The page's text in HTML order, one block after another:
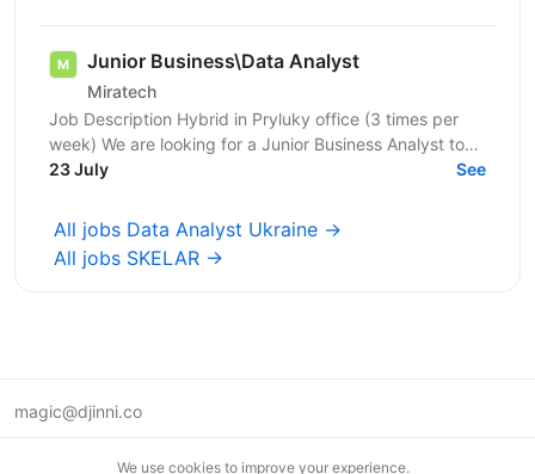
Junior Business\Data Analyst
Miratech
Job Description Hybrid in Pryluky office (3 times per
week) We are looking for a Junior Business Analyst to
support the client team in identifying business...
23 July See
All jobs Data Analyst Ukraine →
All jobs SKELAR →
magic@djinni.co
We use cookies to improve your experience.